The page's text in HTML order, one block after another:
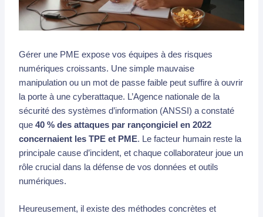
Gérer une PME expose vos équipes à des risques
numériques croissants. Une simple mauvaise
manipulation ou un mot de passe faible peut suffire à ouvrir
la porte à une cyberattaque. L’Agence nationale de la
sécurité des systèmes d’information (ANSSI) a constaté
que 40 % des attaques par rançongiciel en 2022
concernaient les TPE et PME. Le facteur humain reste la
principale cause d’incident, et chaque collaborateur joue un
rôle crucial dans la défense de vos données et outils
numériques.
Heureusement, il existe des méthodes concrètes et